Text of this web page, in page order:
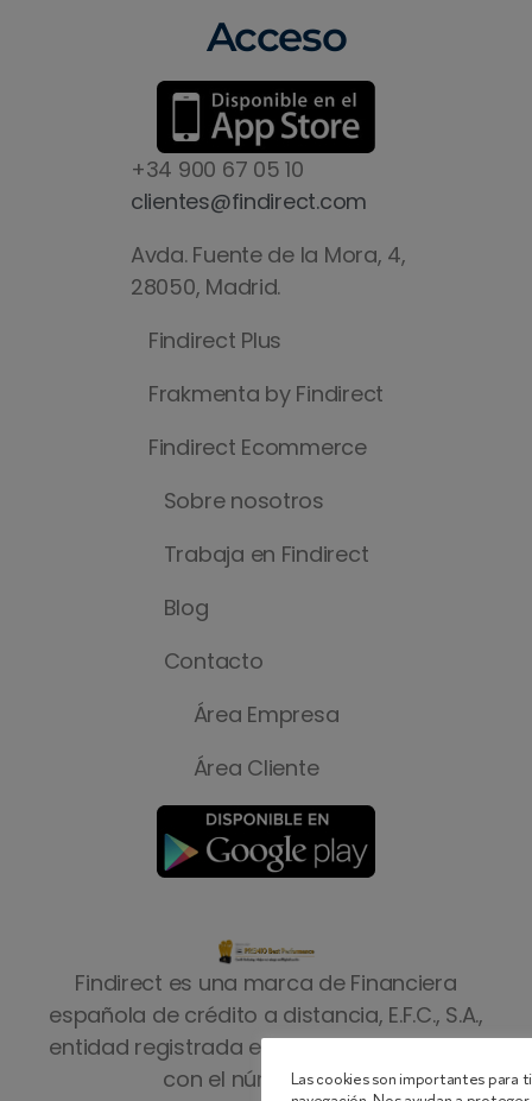
Acceso
+34 900 67 05 10
clientes@findirect.com
Avda. Fuente de la Mora, 4,
28050, Madrid.
Findirect Plus
Frakmenta by Findirect
Findirect Ecommerce
Sobre nosotros
Trabaja en Findirect
Blog
Contacto
Área Empresa
Área Cliente
Findirect es una marca de Financiera
española de crédito a distancia, E.F.C., S.A.,
entidad registrada en el Banco de España
con el número 8823Las cookies son importantes para